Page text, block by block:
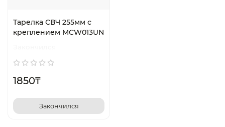
Тарелка СВЧ 255мм с
креплением MCW013UN
1850₸
Закончился